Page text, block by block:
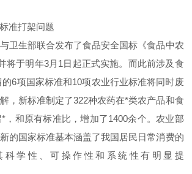
决标准打架问题
卫生部联合发布了食品安全国标《食品中农
将于明年3月1日起正式实施。而此前涉及食
6项国家标准和10项农业行业标准将同时废
标准制定了322种农药在*类农产品和食
，和原有标准比，增加了1400余个。农业部
的国家标准基本涵盖了我国居民日常消费的
科学性、可操作性和系统性有明显提